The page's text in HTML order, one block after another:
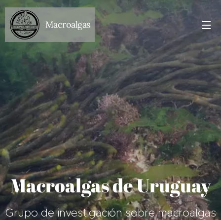
Macroalgas
Macroalgas de Uruguay
Grupo de investigación sobre macroalgas